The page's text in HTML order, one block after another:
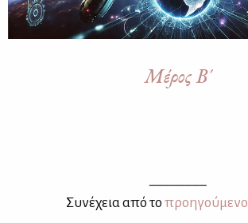
Μέρος Β΄
Συ­νέ­χεια από το προη­γού­με­νο